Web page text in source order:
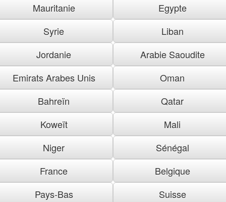
Mauritanie
Egypte
Syrie
Liban
Jordanie
Arabie Saoudite
Emirats Arabes Unis
Oman
Bahreïn
Qatar
Koweït
Mali
Niger
Sénégal
France
Belgique
Pays-Bas
Suisse